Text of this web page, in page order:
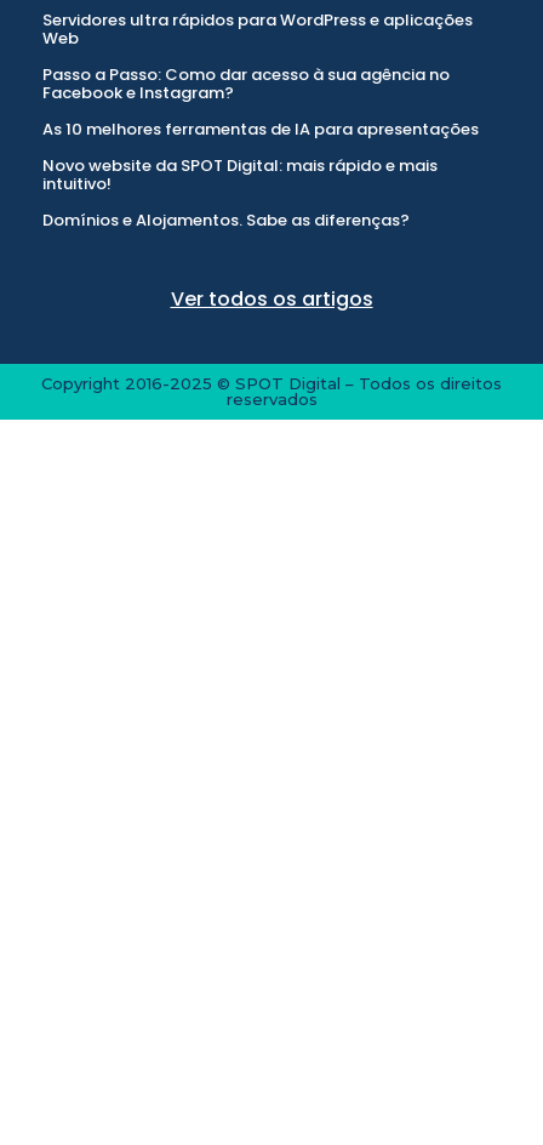
Servidores ultra rápidos para WordPress e aplicações
Web
Passo a Passo: Como dar acesso à sua agência no
Facebook e Instagram?
As 10 melhores ferramentas de IA para apresentações
Novo website da SPOT Digital: mais rápido e mais
intuitivo!
Domínios e Alojamentos. Sabe as diferenças?
Ver todos os artigos
Copyright 2016-2025 © SPOT Digital – Todos os direitos
reservados